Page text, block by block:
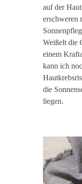
auf der
erschweren
Weißelt die
einem
kann ich
die
liegen.